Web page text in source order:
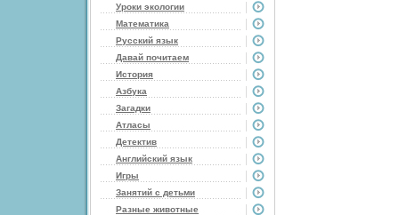
Уроки экологии
Математика
Русский язык
Давай почитаем
История
Азбука
Загадки
Атласы
Детектив
Английский язык
Игры
Занятий с детьми
Разные животные